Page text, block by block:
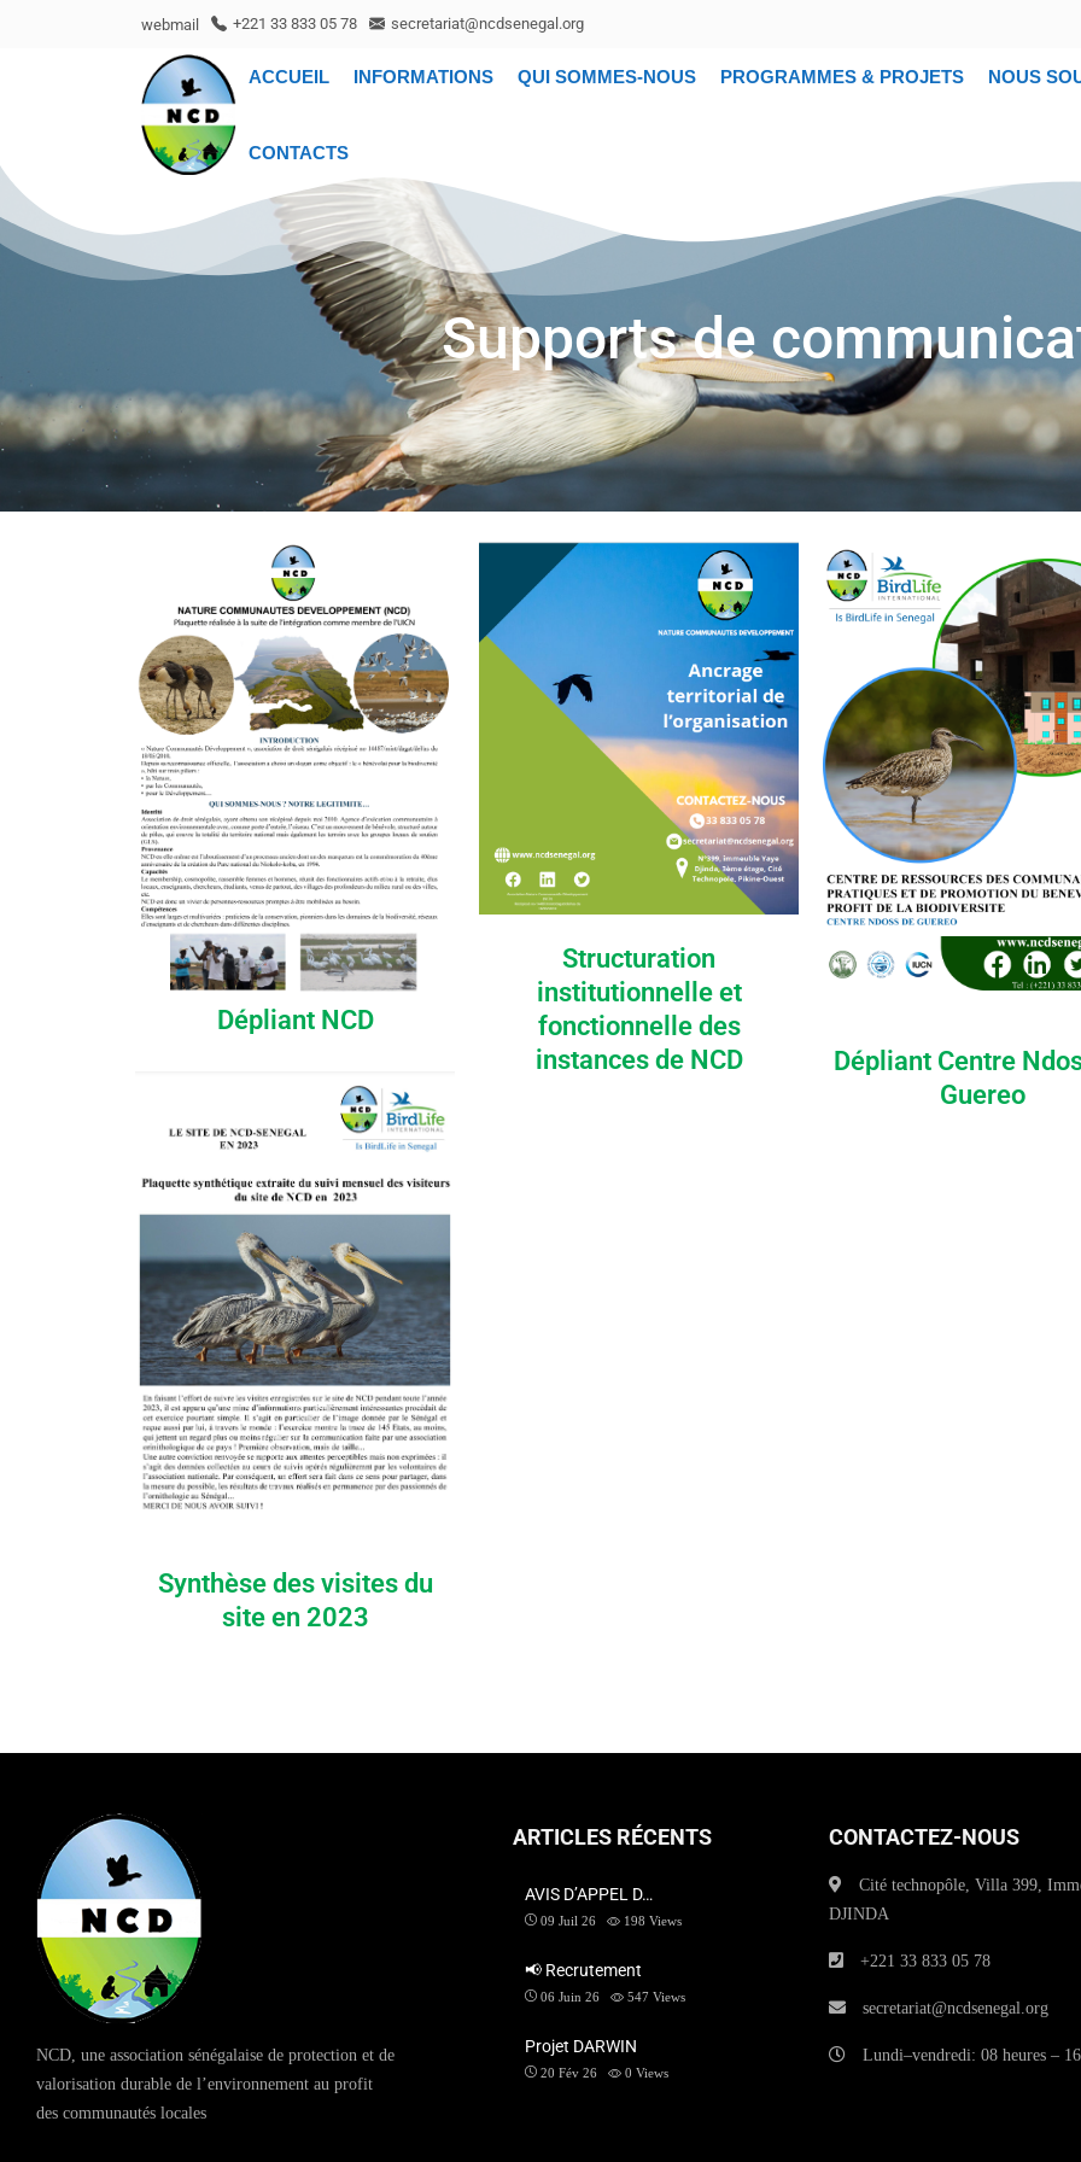
webmail +221 33 833 05 78 secretariat@ncdsenegal.org
ACCUEIL INFORMATIONS QUI SOMMES-NOUS PROGRAMMES & PROJETS NOUS
CONTACTS
Supports de
Dépliant NCD
Synthèse des visites du
site en 2023
Structuration
institutionnelle et
fonctionnelle des
instances de NCD
Dépliant Centre
Guereo
NCD, une association sénégalaise de protection et de
valorisation durable de l’environnement au profit
des communautés locales
ARTICLES RÉCENTS
AVIS D’APPEL D…
09 Juil 26 198Views
📢 Recrutement
06 Juin 26 547Views
Projet DARWIN
20 Fév 26 0Views
CONTACTEZ-NOUS
Cité technopôle, Villa 399,
DJINDA
+221 33 833 05 78
secretariat@ncdsenegal.org
Lundi–vendredi: 08 heures –